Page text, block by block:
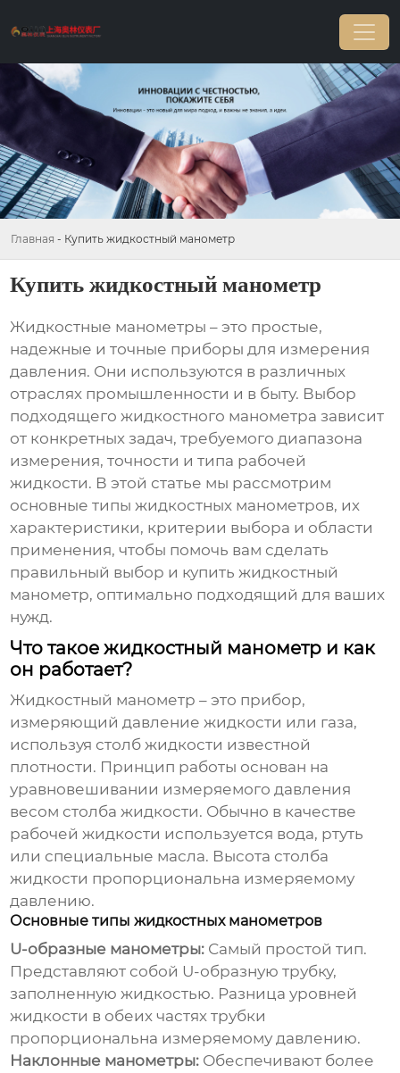
Главная - Купить жидкостный манометр
Купить жидкостный манометр
Жидкостные манометры – это простые,
надежные и точные приборы для измерения
давления. Они используются в различных
отраслях промышленности и в быту. Выбор
подходящего жидкостного манометра зависит
от конкретных задач, требуемого диапазона
измерения, точности и типа рабочей
жидкости. В этой статье мы рассмотрим
основные типы жидкостных манометров, их
характеристики, критерии выбора и области
применения, чтобы помочь вам сделать
правильный выбор и купить жидкостный
манометр, оптимально подходящий для ваших
нужд.
Что такое жидкостный манометр и как
он работает?
Жидкостный манометр – это прибор,
измеряющий давление жидкости или газа,
используя столб жидкости известной
плотности. Принцип работы основан на
уравновешивании измеряемого давления
весом столба жидкости. Обычно в качестве
рабочей жидкости используется вода, ртуть
или специальные масла. Высота столба
жидкости пропорциональна измеряемому
давлению.
Основные типы жидкостных манометров
U-образные манометры: Самый простой тип.
Представляют собой U-образную трубку,
заполненную жидкостью. Разница уровней
жидкости в обеих частях трубки
пропорциональна измеряемому давлению.
Наклонные манометры: Обеспечивают более